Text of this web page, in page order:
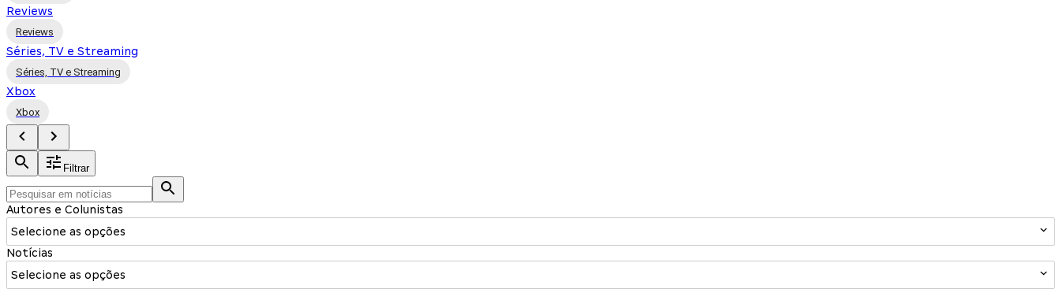
Reviews
Reviews
Séries, TV e Streaming
Séries, TV e Streaming
Xbox
Xbox
Filtrar
Autores e Colunistas
Selecione as opções
Notícias
Selecione as opções